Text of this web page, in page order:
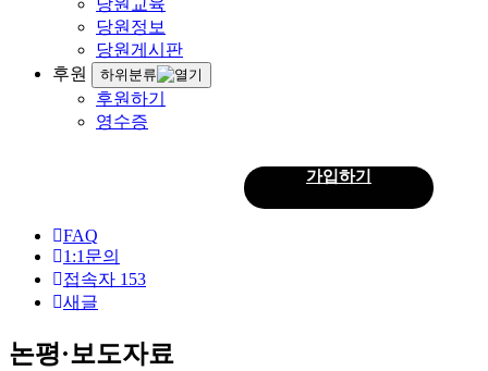
당원정보
당원게시판
후원
하위분류
후원하기
영수증
원
로
그
인
가입하기
FAQ
1:1문의
접속자 153
새글
논평·보도자료